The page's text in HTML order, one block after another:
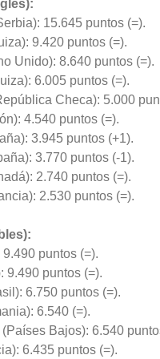
15.645 puntos (=).
9.420 puntos (=).
Unido): 8.640 puntos (=).
6.005 puntos (=).
Checa): 5.000
4.540 puntos (=).
3.945 puntos (+1).
3.770 puntos (-1).
2.740 puntos (=).
2.530 puntos (=).
puntos (=).
9.490 puntos (=).
6.750 puntos (=).
6.540 (=).
Bajos): 6.540
6.435 puntos (=).